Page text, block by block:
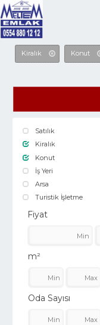
Kiralık Konut
Satılık
Kiralık
Konut
İş Yeri
Arsa
Turistik İşletme
Fiyat
m²
Oda Sayısı